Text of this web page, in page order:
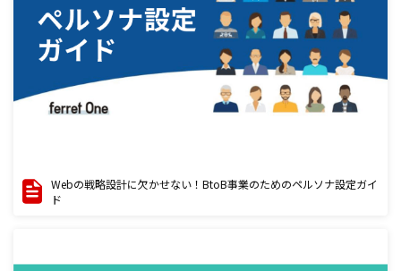
Webの戦略設計に欠かせない！BtoB事業のためのペルソナ設定ガイ
ド